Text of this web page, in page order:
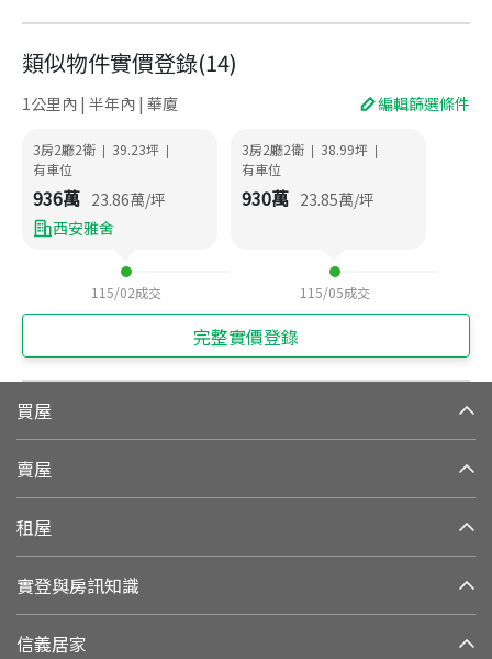
類似物件實價登錄(14)
1公里內 | 半年內 | 華廈 編輯篩選條件
3房2廳2衛 | 39.23坪 |
有車位
936萬 23.86萬/坪
西安雅舍
115/02成交
3房2廳2衛 | 38.99坪 |
有車位
930萬 23.85萬/坪
115/05成交
完整實價登錄
買屋
賣屋
租屋
實登與房訊知識
信義居家